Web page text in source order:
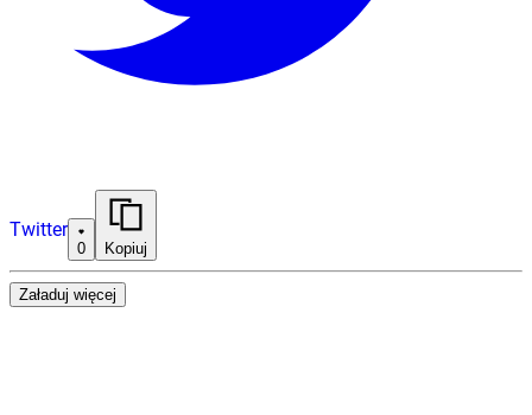
Twitter
0 Kopiuj
Załaduj więcej